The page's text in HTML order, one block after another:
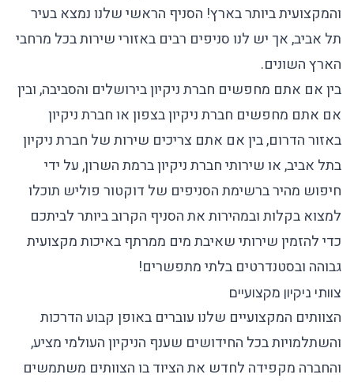
והמקצועית ביותר בארץ! הסניף הראשי שלנו נמצא בעיר
תל אביב, אך יש לנו סניפים רבים באזורי שירות בכל מרחבי
הארץ השונים.
בין אם אתם מחפשים חברת ניקיון בירושלים והסביבה, ובין
אם אתם מחפשים חברת ניקיון בצפון או חברת ניקיון
באזור הדרום, בין אם אתם צריכים שירות של חברת ניקיון
בתל אביב, או שירותי חברת ניקיון ברמת השרון, על ידי
חיפוש מהיר ברשימת הסניפים של דוקטור פוליש תוכלו
למצוא בקלות ובמהירות את הסניף הקרוב ביותר לביתכם
כדי להזמין שירותי שאיבת מים ממרתף באיכות מקצועית
גבוהה ובסטנדרטים בלתי מתפשרים!
צוותי ניקיון מקצועיים
הצוותים המקצועיים שלנו עוברים באופן קבוע הדרכות
והשתלמויות בכל החידושים שענף הניקיון העולמי מציע,
והחברה מקפידה לחדש את הציוד בו הצוותים משתמשים